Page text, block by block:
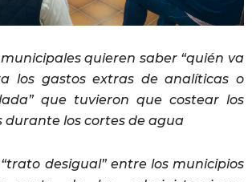
municipales quieren saber “quién va
los gastos extras de analíticas o
que tuvieron que costear los
los cortes de agua
desigual” entre los municipios